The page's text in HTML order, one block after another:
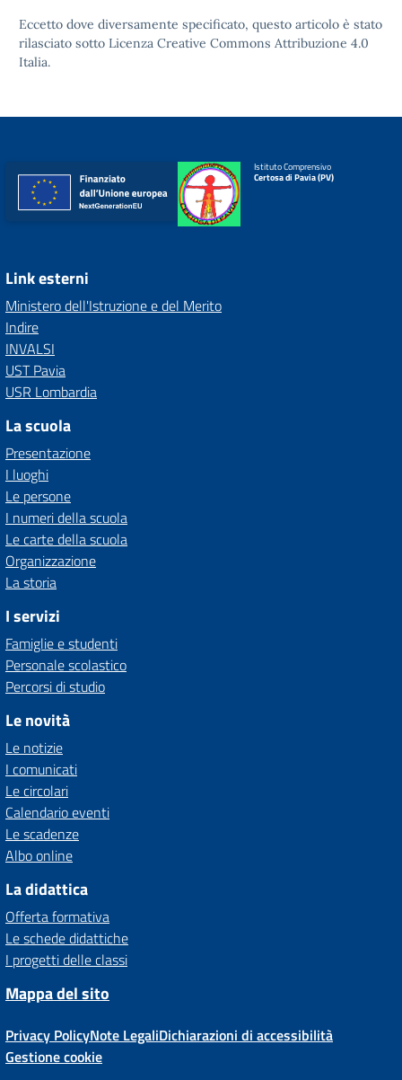
Eccetto dove diversamente specificato, questo articolo è stato
rilasciato sotto Licenza Creative Commons Attribuzione 4.0
Italia.
Istituto Comprensivo
Certosa di Pavia (PV)
Link esterni
Ministero dell'Istruzione e del Merito
Indire
INVALSI
UST Pavia
USR Lombardia
La scuola
Presentazione
I luoghi
Le persone
I numeri della scuola
Le carte della scuola
Organizzazione
La storia
I servizi
Famiglie e studenti
Personale scolastico
Percorsi di studio
Le novità
Le notizie
I comunicati
Le circolari
Calendario eventi
Le scadenze
Albo online
La didattica
Offerta formativa
Le schede didattiche
I progetti delle classi
Mappa del sito
Privacy PolicyNote LegaliDichiarazioni di accessibilità
Gestione cookie